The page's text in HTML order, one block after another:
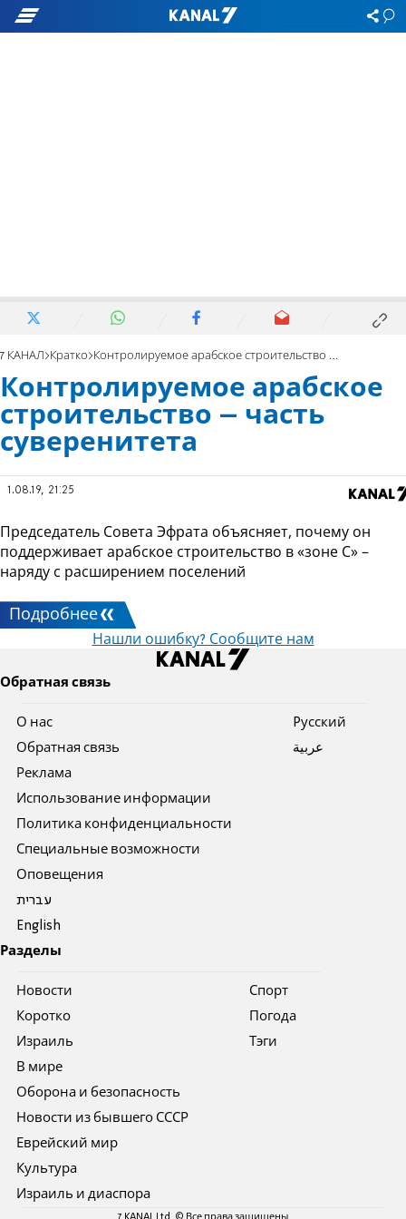
7 КАНАЛ Кратко Контролируемое арабское строительство – часть суверенитета
Контролируемое арабское
строительство – часть
суверенитета
1.08.19, 21:25
Председатель Совета Эфрата объясняет, почему он
поддерживает арабское строительство в «зоне С» –
наряду с расширением поселений
Подробнее
Нашли ошибку? Сообщите нам
Обратная связь
О нас
Обратная связь
Реклама
Использование информации
Политика конфиденциальности
Специальные возможности
Оповещения
עברית
English
Pусский
عربية
Разделы
Новости
Коротко
Израиль
В мире
Оборона и безопасность
Новости из бывшего СССР
Еврейский мир
Культура
Израиль и диаспора
Спорт
Погода
Тэги